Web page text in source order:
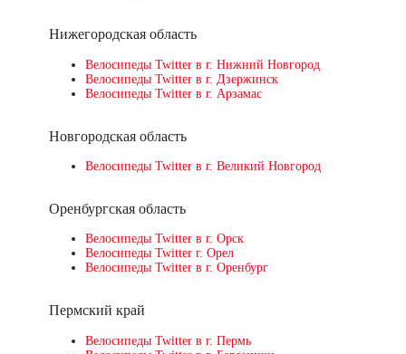
Нижегородская область
Велосипеды Twitter в г. Нижний Новгород
Велосипеды Twitter в г. Дзержинск
Велосипеды Twitter в г. Арзамас
Новгородская область
Велосипеды Twitter в г. Великий Новгород
Оренбургская область
Велосипеды Twitter в г. Орск
Велосипеды Twitter г. Орел
Велосипеды Twitter в г. Оренбург
Пермский край
Велосипеды Twitter в г. Пермь